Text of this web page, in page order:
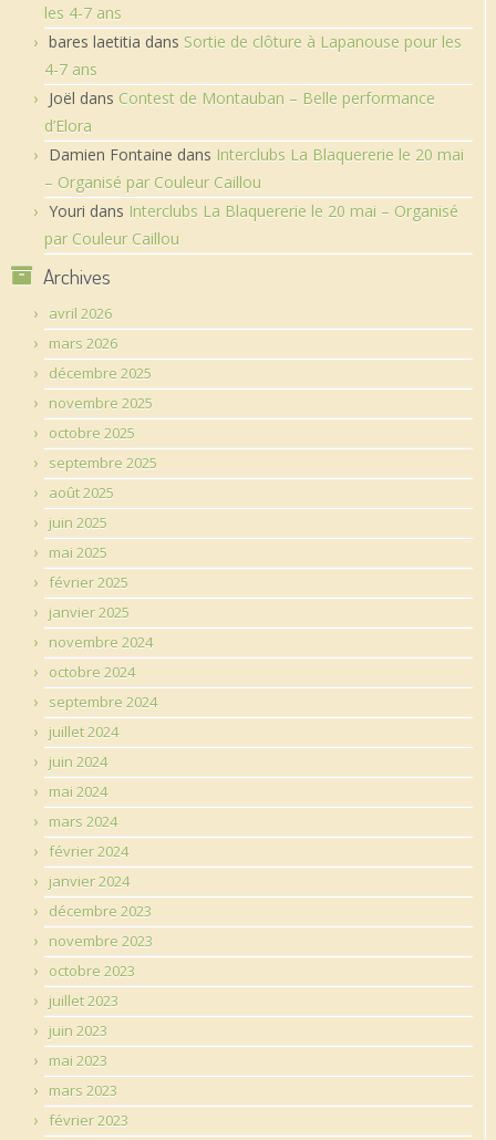
les 4-7 ans
bares laetitia dans Sortie de clôture à Lapanouse pour les
4-7 ans
Joël dans Contest de Montauban – Belle performance
d’Elora
Damien Fontaine dans Interclubs La Blaquererie le 20 mai
– Organisé par Couleur Caillou
Youri dans Interclubs La Blaquererie le 20 mai – Organisé
par Couleur Caillou
Archives
avril 2026
mars 2026
décembre 2025
novembre 2025
octobre 2025
septembre 2025
août 2025
juin 2025
mai 2025
février 2025
janvier 2025
novembre 2024
octobre 2024
septembre 2024
juillet 2024
juin 2024
mai 2024
mars 2024
février 2024
janvier 2024
décembre 2023
novembre 2023
octobre 2023
juillet 2023
juin 2023
mai 2023
mars 2023
février 2023